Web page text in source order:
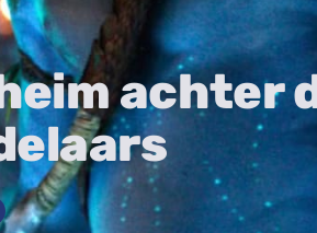
achter